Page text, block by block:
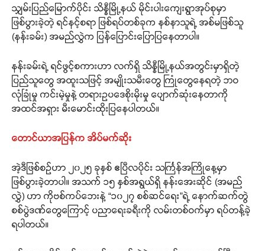
သျှမ်းပြည်မြောက်ပိုင်း သိန္နီမြို့နယ် မိုင်းပါးကျေးရွာအုပ်စုမှာ
ဖြစ်ပွားခဲ့တဲ့ ရင်နင့်စရာ ဖြစ်ရပ်တစ်ခုက နစ်နာသူရဲ့ အစ်မဖြစ်သူ
(နန်းခမ်း) အမည်လွှဲက ပြန်ပြောင်းပြောပြနေတာပါ။
နန်းခမ်းရဲ့ ရင်ဖွင့်စကားဟာ လက်ရှိ သိန္နီမြို့နယ်အတွင်းမှာရှိတဲ့
ပြည်သူတွေ အထူးသဖြင့် အမျိုးသမီးတွေ ကြုံတွေနေရတဲ့ ဘဝ
လုံခြုံမှု ကင်းမဲ့မှုနဲ့ တရားဥပဒေစိုးမိုးမှု ပျောက်ဆုံးနေတာကို
အထင်အရှား မီးမောင်းထိုးပြနေပါတယ်။
တောင်ယာအပြန်က အိပ်မက်ဆိုး
အဲ့ဒီဖြစ်စဉ်ဟာ ၂၀၂၅ ခုနှစ် ဧပြီလပိုင်း သင်္ကြန်အကြိုနေ့မှာ
ဖြစ်ပွားခဲ့တာပါ။ အသက် ၁၅ နှစ်အရွယ်ရှိ နန်းအေးဆိုင် (အမည်
လွှဲ) ဟာ ကိုဗစ်ကပ်ဘေးနဲ့ “၁၀၂၇ စစ်ဆင်ရေး”ရဲ့ နောက်ဆက်တွဲ
စစ်ပွဲဒဏ်တွေကြောင့် ပညာရေးခရီးကို လမ်းတစ်ဝက်မှာ ရပ်တန့်ခဲ့
ရပါတယ်။